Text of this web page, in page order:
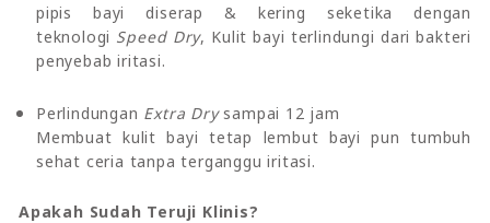
pipis bayi diserap & kering seketika dengan
teknologi Speed Dry, Kulit bayi terlindungi dari bakteri
penyebab iritasi.
Perlindungan Extra Drysampai 12 jam
Membuat kulit bayi tetap lembut bayi pun tumbuh
sehat ceria tanpa terganggu iritasi.
Apakah Sudah Teruji Klinis?